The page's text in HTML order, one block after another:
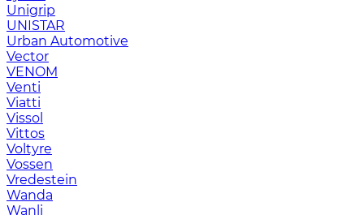
Unigrip
UNISTAR
Urban Automotive
Vector
VENOM
Venti
Viatti
Vissol
Vittos
Voltyre
Vossen
Vredestein
Wanda
Wanli